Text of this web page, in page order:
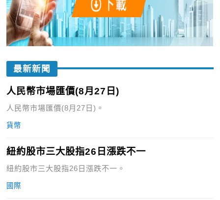
最新新聞
人民幣市場匯價(8月27日)
人民幣市場匯價(8月27日)。
貨幣
紐約股市三大股指26日漲跌不一
紐約股市三大股指26日漲跌不一。
國際